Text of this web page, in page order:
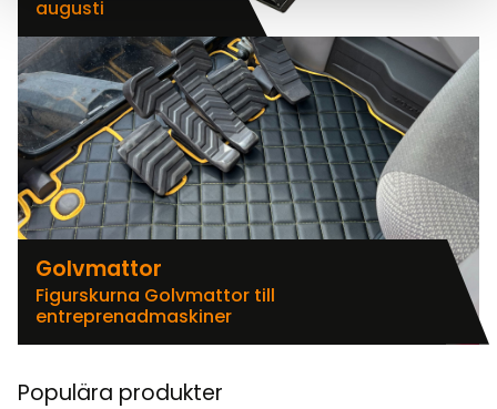
augusti
Golvmattor
Figurskurna Golvmattor till
entreprenadmaskiner
Populära produkter